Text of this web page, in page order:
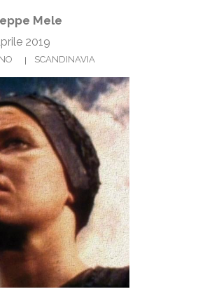
Mele
2019
SCANDINAVIA